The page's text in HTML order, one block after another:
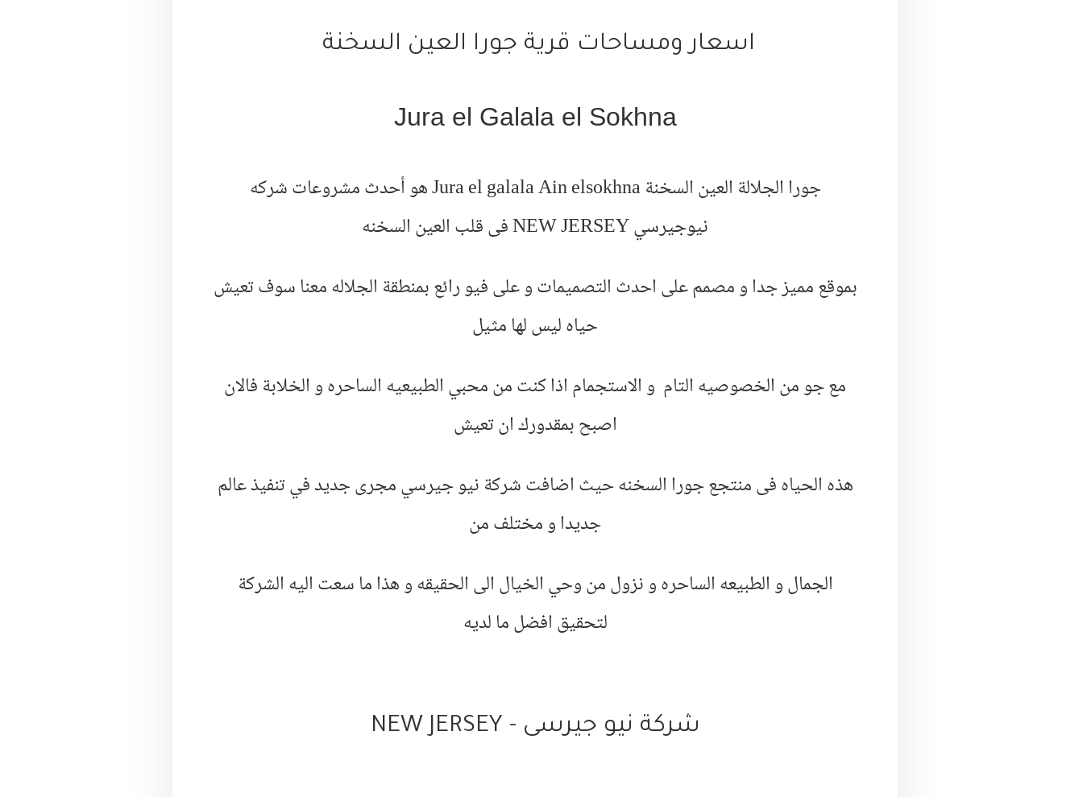
اسعار ومساحات قرية جورا العين السخنة
Jura el Galala el Sokhna
جورا الجلالة العين السخنة Jura el galala Ain elsokhna هو أحدث مشروعات شركه
نيوجيرسي NEW JERSEY فى قلب العين السخنه
بموقع مميز جدا و مصمم على احدث التصميمات و على فيو رائع بمنطقة الجلاله معنا سوف تعيش
حياه ليس لها مثيل
مع جو من الخصوصيه التام و الاستجمام اذا كنت من محبي الطبيعيه الساحره و الخلابة فالان
اصبح بمقدورك ان تعيش
هذه الحياه فى منتجع جورا السخنه حيث اضافت شركة نيو جيرسي مجرى جديد في تنفيذ عالم
جديدا و مختلف من
الجمال و الطبيعه الساحره و نزول من وحي الخيال الى الحقيقه و هذا ما سعت اليه الشركة
لتحقيق افضل ما لديه
شركة نيو جيرسى - NEW JERSEY